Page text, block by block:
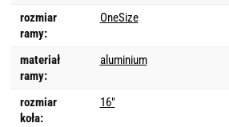
rozmiar
ramy:
OneSize
materiał
ramy:
aluminium
rozmiar
koła:
16"